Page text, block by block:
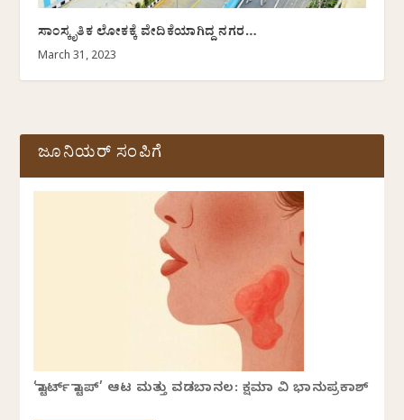
ಸಾಂಸ್ಕೃತಿಕ ಲೋಕಕ್ಕೆ ವೇದಿಕೆಯಾಗಿದ್ದ ನಗರ…
March 31, 2023
ಜೂನಿಯರ್ ಸಂಪಿಗೆ
‘ಸ್ಟಾರ್ಟ್ ಸ್ಟಾಪ್’ ಆಟ ಮತ್ತು ವಡಬಾನಲ: ಕ್ಷಮಾ ವಿ ಭಾನುಪ್ರಕಾಶ್